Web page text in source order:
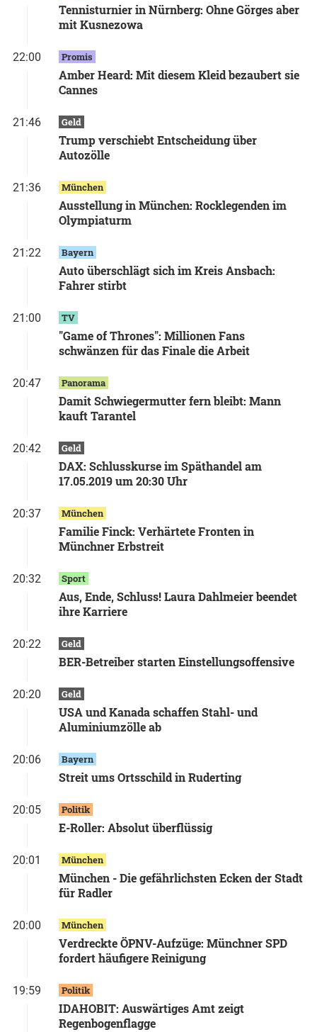
Tennisturnier in Nürnberg: Ohne Görges aber
mit Kusnezowa
22:00 Promis
Amber Heard: Mit diesem Kleid bezaubert sie
Cannes
21:46 Geld
Trump verschiebt Entscheidung über
Autozölle
21:36 München
Ausstellung in München: Rocklegenden im
Olympiaturm
21:22 Bayern
Auto überschlägt sich im Kreis Ansbach:
Fahrer stirbt
21:00 TV
"Game of Thrones": Millionen Fans
schwänzen für das Finale die Arbeit
20:47 Panorama
Damit Schwiegermutter fern bleibt: Mann
kauft Tarantel
20:42 Geld
DAX: Schlusskurse im Späthandel am
17.05.2019 um 20:30 Uhr
20:37 München
Familie Finck: Verhärtete Fronten in
Münchner Erbstreit
20:32 Sport
Aus, Ende, Schluss! Laura Dahlmeier beendet
ihre Karriere
20:22 Geld
BER-Betreiber starten Einstellungsoffensive
20:20 Geld
USA und Kanada schaffen Stahl- und
Aluminiumzölle ab
20:06 Bayern
Streit ums Ortsschild in Ruderting
20:05 Politik
E-Roller: Absolut überflüssig
20:01 München
München - Die gefährlichsten Ecken der Stadt
für Radler
20:00 München
Verdreckte ÖPNV-Aufzüge: Münchner SPD
fordert häufigere Reinigung
19:59 Politik
IDAHOBIT: Auswärtiges Amt zeigt
Regenbogenflagge